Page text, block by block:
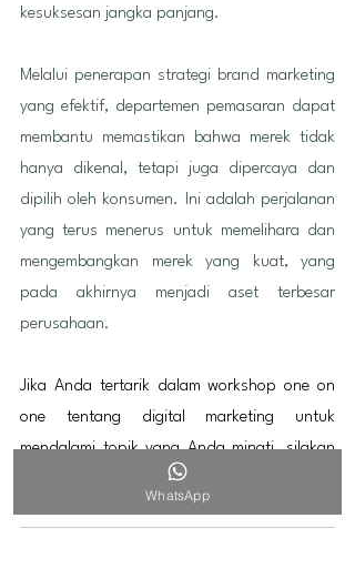
kesuksesan jangka panjang.
Melalui penerapan strategi brand marketing
yang efektif, departemen pemasaran dapat
membantu memastikan bahwa merek tidak
hanya dikenal, tetapi juga dipercaya dan
dipilih oleh konsumen. Ini adalah perjalanan
yang terus menerus untuk memelihara dan
mengembangkan merek yang kuat, yang
pada akhirnya menjadi aset terbesar
perusahaan.
Jika Anda tertarik dalam workshop one on
one tentang digital marketing untuk
mendalami topik yang Anda minati, silakan
book jadwal Anda di bawah ini
WhatsApp